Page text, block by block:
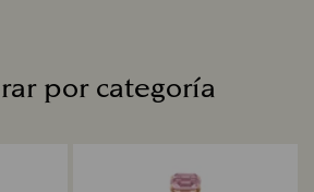
por categoría